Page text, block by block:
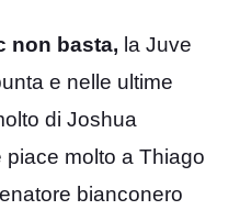
non basta, la Juve
e nelle ultime
di Joshua
molto a Thiago
bianconero